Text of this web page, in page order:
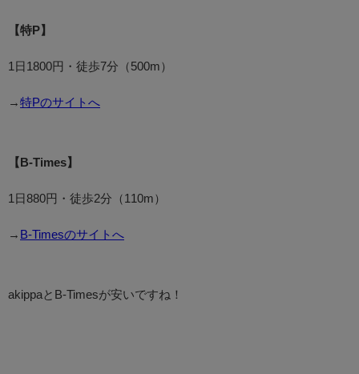
【特P】
1日1800円・徒歩7分（500m）
→ 特Pのサイトへ
【B-Times】
1日880円・徒歩2分（110m）
→ B-Timesのサイトへ
akippaとB-Timesが安いですね！